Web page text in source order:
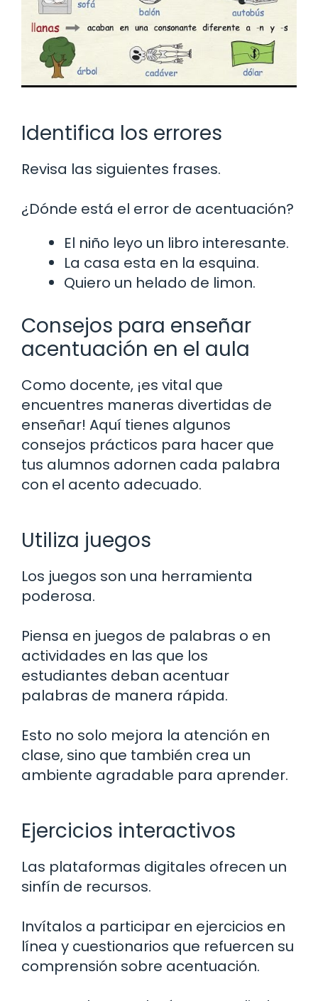
Identifica los errores
Revisa las siguientes frases.
¿Dónde está el error de acentuación?
El niño leyo un libro interesante.
La casa esta en la esquina.
Quiero un helado de limon.
Consejos para enseñar
acentuación en el aula
Como docente, ¡es vital que
encuentres maneras divertidas de
enseñar! Aquí tienes algunos
consejos prácticos para hacer que
tus alumnos adornen cada palabra
con el acento adecuado.
Utiliza juegos
Los juegos son una herramienta
poderosa.
Piensa en juegos de palabras o en
actividades en las que los
estudiantes deban acentuar
palabras de manera rápida.
Esto no solo mejora la atención en
clase, sino que también crea un
ambiente agradable para aprender.
Ejercicios interactivos
Las plataformas digitales ofrecen un
sinfín de recursos.
Invítalos a participar en ejercicios en
línea y cuestionarios que refuercen su
comprensión sobre acentuación.